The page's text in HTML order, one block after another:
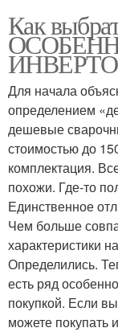
Как
Для начала
определением
дешевые
стоимостью до
комплектация.
похожи. Где-то
Единственное
Чем больше
характеристики
Определились.
есть ряд
покупкой. Если
можете покупать